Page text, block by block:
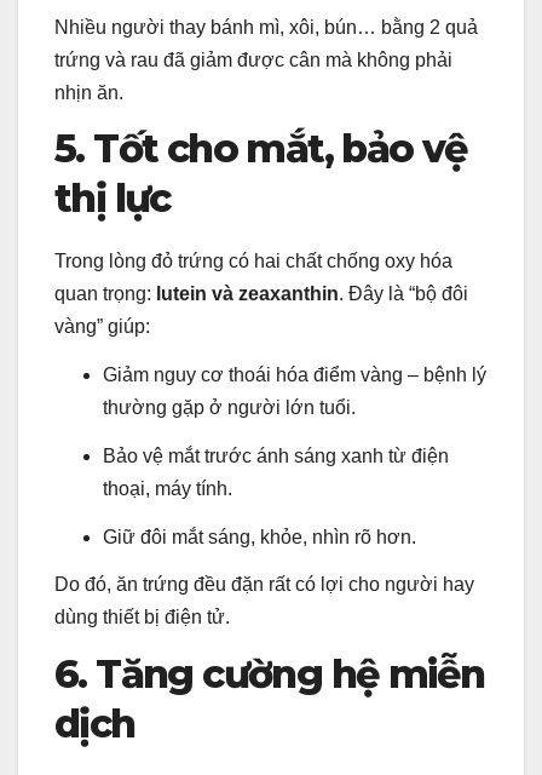
Nhiều người thay bánh mì, xôi, bún… bằng 2 quả
trứng và rau đã giảm được cân mà không phải
nhịn ăn.
5. Tốt cho mắt, bảo vệ
thị lực
Trong lòng đỏ trứng có hai chất chống oxy hóa
quan trọng: lutein và zeaxanthin. Đây là “bộ đôi
vàng” giúp:
Giảm nguy cơ thoái hóa điểm vàng – bệnh lý
thường gặp ở người lớn tuổi.
Bảo vệ mắt trước ánh sáng xanh từ điện
thoại, máy tính.
Giữ đôi mắt sáng, khỏe, nhìn rõ hơn.
Do đó, ăn trứng đều đặn rất có lợi cho người hay
dùng thiết bị điện tử.
6. Tăng cường hệ miễn
dịch